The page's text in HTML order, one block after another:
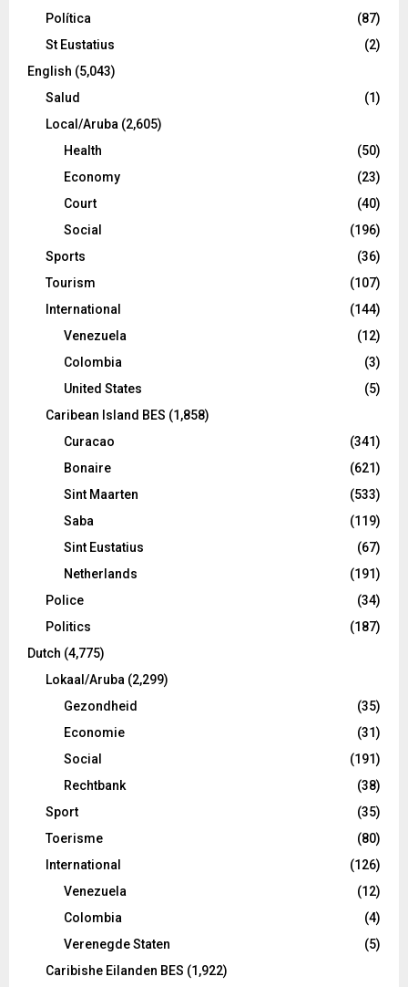
Política
(87)
St Eustatius
(2)
English (5,043)
Salud
(1)
Local/Aruba (2,605)
Health
(50)
Economy
(23)
Court
(40)
Social
(196)
Sports
(36)
Tourism
(107)
International
(144)
Venezuela
(12)
Colombia
(3)
United States
(5)
Caribean Island BES (1,858)
Curacao
(341)
Bonaire
(621)
Sint Maarten
(533)
Saba
(119)
Sint Eustatius
(67)
Netherlands
(191)
Police
(34)
Politics
(187)
Dutch (4,775)
Lokaal/Aruba (2,299)
Gezondheid
(35)
Economie
(31)
Social
(191)
Rechtbank
(38)
Sport
(35)
Toerisme
(80)
International
(126)
Venezuela
(12)
Colombia
(4)
Verenegde Staten
(5)
Caribishe Eilanden BES (1,922)